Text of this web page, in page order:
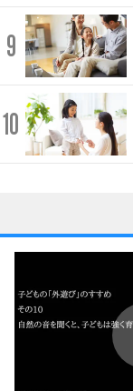
9
10
1